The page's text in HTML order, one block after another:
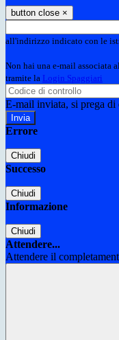
button close ×
all'indirizzo indicato con le
Non hai una e-mail associata
tramite la Login Spaggiari
E-mail inviata, si prega di
Errore
Chiudi
Successo
Chiudi
Informazione
Chiudi
Attendere...
Attendere il